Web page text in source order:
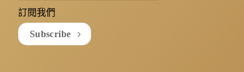
訂閱我們
Subscribe